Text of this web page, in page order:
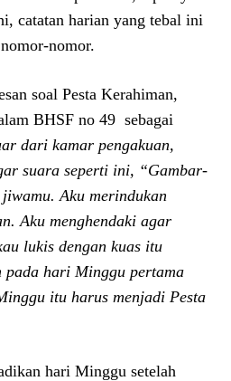
catatan harian yang tebal ini
nomor.
soal Pesta Kerahiman,
BHSF no 49 sebagai
dari kamar pengakuan,
suara seperti ini, “Gambar-
Aku merindukan
Aku menghendaki agar
lukis dengan kuas itu
pada hari Minggu pertama
itu harus menjadi Pesta
hari Minggu setelah